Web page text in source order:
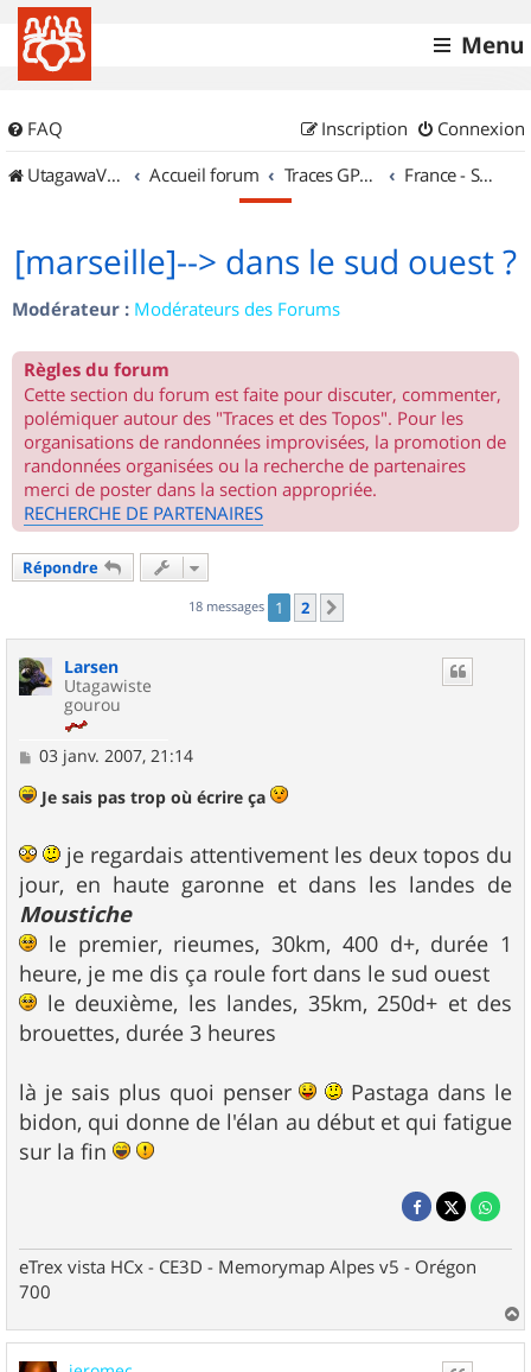
Menu
FAQ Connexion
Inscription
UtagawaVTT (Randos VTT et VTTAE avec traces GPS)
Accueil forum Traces GPS de randos VTT France - Sud Ouest
[marseille]--> dans le sud ouest ?
Modérateur : Modérateurs des Forums
Règles du forum
Cette section du forum est faite pour discuter, commenter,
polémiquer autour des "Traces et des Topos". Pour les
organisations de randonnées improvisées, la promotion de
randonnées organisées ou la recherche de partenaires
merci de poster dans la section appropriée.
RECHERCHE DE PARTENAIRES
Répondre
18 messages 1 2
Larsen
Utagawiste
gourou
M
s
s
g
e
03 janv. 2007, 21:14
Je sais pas trop où écrire ça
je regardais attentivement les deux topos du
jour, en haute garonne et dans les landes de
Moustiche
le premier, rieumes, 30km, 400 d+, durée 1
heure, je me dis ça roule fort dans le sud ouest
le deuxième, les landes, 35km, 250d+ et des
brouettes, durée 3 heures
là je sais plus quoi penser
Pastaga dans le
bidon, qui donne de l'élan au début et qui fatigue
sur la fin
eTrex vista HCx - CE3D - Memorymap Alpes v5 - Orégon
700
a
u